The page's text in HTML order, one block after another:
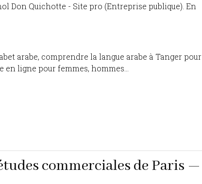
Don Quichotte - Site pro (Entreprise publique). En
arabe, comprendre la langue arabe à Tanger pour
ligne pour femmes, hommes...
commerciales de Paris —